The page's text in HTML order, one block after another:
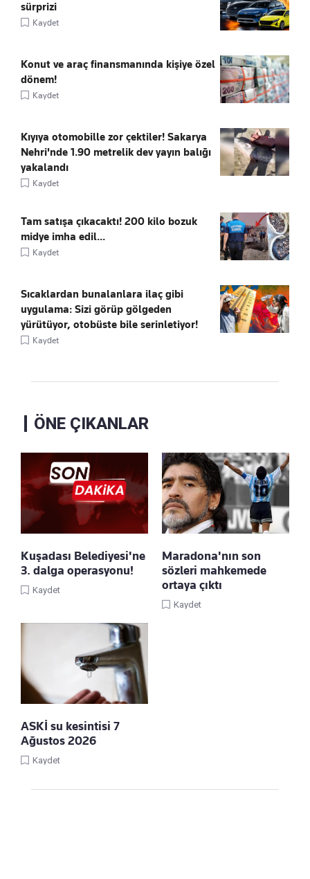
sürprizi
Kaydet
Konut ve araç finansmanında kişiye özel
dönem!
Kaydet
Kıyıya otomobille zor çektiler! Sakarya
Nehri'nde 1.90 metrelik dev yayın balığı
yakalandı
Kaydet
Tam satışa çıkacaktı! 200 kilo bozuk
midye imha edil...
Kaydet
Sıcaklardan bunalanlara ilaç gibi
uygulama: Sizi görüp gölgeden
yürütüyor, otobüste bile serinletiyor!
Kaydet
ÖNE ÇIKANLAR
Kuşadası Belediyesi'ne
3. dalga operasyonu!
Kaydet
Maradona'nın son
sözleri mahkemede
ortaya çıktı
Kaydet
ASKİ su kesintisi 7
Ağustos 2026
Kaydet